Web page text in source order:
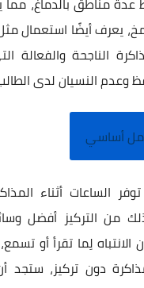
يعرف أيضًا استعمال
الناجحة
وعدم النسيان لدى
أساسي
توفر الساعات أثناء
من التركيز أفضل
الانتباه لِما تقرأ أو
دون تركيز، ستجد